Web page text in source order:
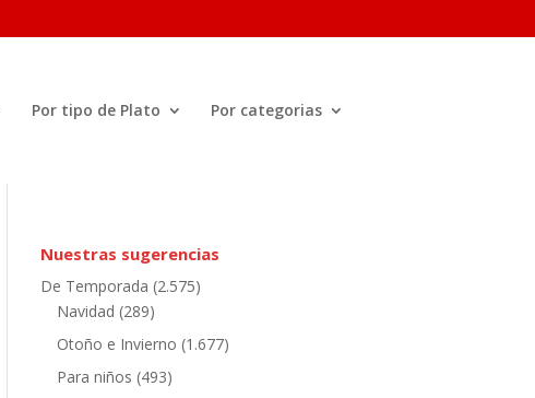
Por tipo de Plato Por categorias
Nuestras sugerencias
De Temporada (2.575)
Navidad (289)
Otoño e Invierno (1.677)
Para niños (493)